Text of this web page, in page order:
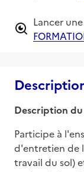
Lancer
Description
Participe à
d'entretien de
travail du sol)